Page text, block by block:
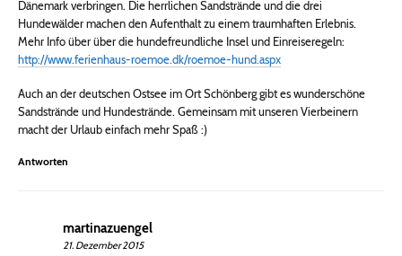
Dänemark verbringen. Die herrlichen Sandstrände und die drei
Hundewälder machen den Aufenthalt zu einem traumhaften Erlebnis.
Mehr Info über über die hundefreundliche Insel und Einreiseregeln:
http://www.ferienhaus-roemoe.dk/roemoe-hund.aspx
Auch an der deutschen Ostsee im Ort Schönberg gibt es wunderschöne
Sandstrände und Hundestrände. Gemeinsam mit unseren Vierbeinern
macht der Urlaub einfach mehr Spaß :)
Antworten
martinazuengel
21. Dezember 2015